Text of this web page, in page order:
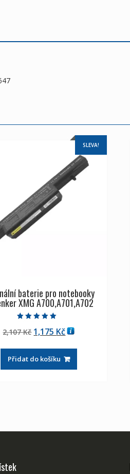
SLEVA!
baterie pro notebooky
XMG A700,A701,A702
5.00
z 5
2,107Kč Původní
byla:
2,107 Kč
1,175 KčAktuální
je:
1,175 Kč
Přidat do košíku